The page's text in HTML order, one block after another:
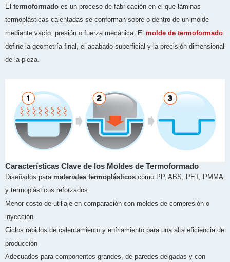
El termoformado es un proceso de fabricación en el que láminas
termoplásticas calentadas se conforman sobre o dentro de un molde
mediante vacío, presión o fuerza mecánica. El molde de termoformado
define la geometría final, el acabado superficial y la precisión dimensional
de la pieza.
Características Clave de los Moldes de Termoformado
Diseñados para materiales termoplásticos como PP, ABS, PET, PMMA
y termoplásticos reforzados
Menor costo de utillaje en comparación con moldes de compresión o
inyección
Ciclos rápidos de calentamiento y enfriamiento para una alta eficiencia de
producción
Adecuados para componentes grandes, de paredes delgadas y con